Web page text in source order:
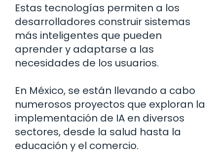
Estas tecnologías permiten a los
desarrolladores construir sistemas
más inteligentes que pueden
aprender y adaptarse a las
necesidades de los usuarios.
En México, se están llevando a cabo
numerosos proyectos que exploran la
implementación de IA en diversos
sectores, desde la salud hasta la
educación y el comercio.